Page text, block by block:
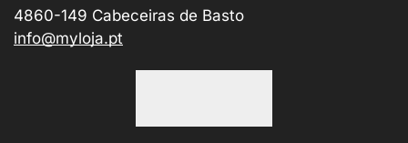
4860-149 Cabeceiras de Basto
info@myloja.pt